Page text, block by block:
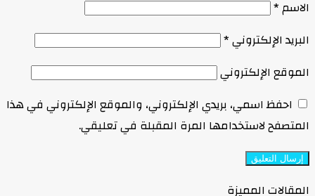
الاسم*
البريد الإلكتروني*
الموقع الإلكتروني
احفظ اسمي، بريدي الإلكتروني، والموقع الإلكتروني في هذا
المتصفح لاستخدامها المرة المقبلة في تعليقي.
المقالات المميزة